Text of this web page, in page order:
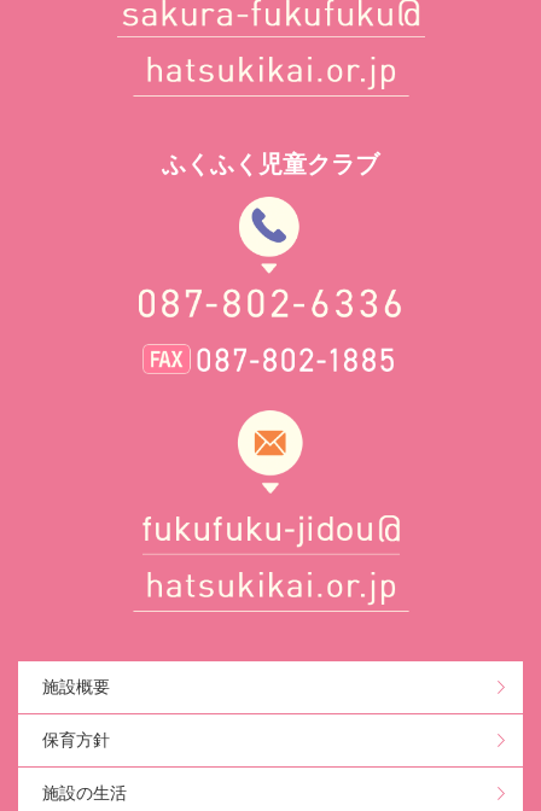
ふくふく児童クラブ
施設概要
保育方針
施設の生活